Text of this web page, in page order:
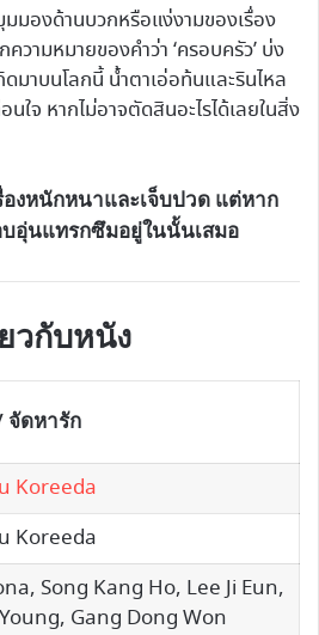
มองด้านบวกหรือแง่งามของเรื่อง
ามหมายของคำว่า ‘ครอบครัว’ บ่ง
มาบนโลกนี้ น้ำตาเอ่อท้นและรินไหล
นใจ หากไม่อาจตัดสินอะไรได้เลยในสิ่ง
งหนักหนาและเจ็บปวด แต่หาก
อุ่นแทรกซึมอยู่ในนั้นเสมอ
วกับหนัง
จัดหารัก
Koreeda
Koreeda
Song Kang Ho, Lee Ji Eun,
Gang Dong Won